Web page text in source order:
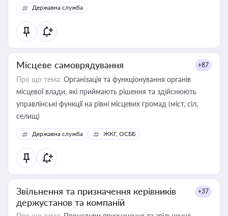
Державна служба
Місцеве самоврядування +87
Про що тема: Організація та функціонування органів
місцевої влади, які приймають рішення та здійснюють
управлінські функції на рівні місцевих громад (міст, сіл,
селищ)
Державна служба ЖКГ, ОСББ
Звільнення та призначення керівників
держустанов та компаній
+37